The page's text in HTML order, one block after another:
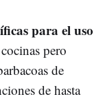
para el uso
pero
de
de hasta